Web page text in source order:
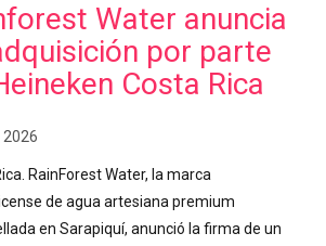
Water anuncia
por parte
Costa Rica
2026
RainForest Water, la marca
de agua artesiana premium
en Sarapiquí, anunció la firma de un